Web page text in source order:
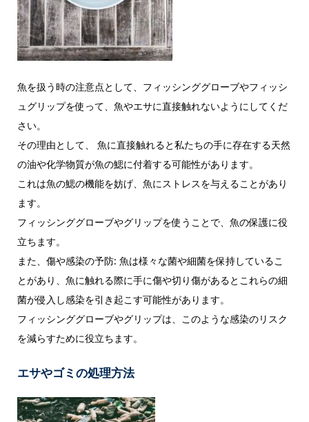
魚を扱う時の注意点として、フィッシンググローブやフィッシ
ュグリップを使って、魚やエサに直接触れないようにしてくだ
さい。
その理由として、 魚に直接触れると私たちの手に存在する天然
の油や化学物質が魚の鰓に付着する可能性があります。
これは魚の鰓の機能を妨げ、魚にストレスを与えることがあり
ます。
フィッシンググローブやグリップを使うことで、魚の保護に役
立ちます。
また、傷や感染の予防: 魚は様々な菌や細菌を保持しているこ
とがあり、魚に触れる際に手に傷や切り傷があるとこれらの細
菌が侵入し感染を引き起こす可能性があります。
フィッシンググローブやグリップは、このような感染のリスク
を減らすために役立ちます。
エサやゴミの処理方法